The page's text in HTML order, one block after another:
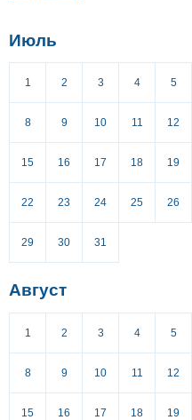
Июль
1 2 3 4 5
8 9 10 11 12
15 16 17 18 19
22 23 24 25 26
29 30 31
Август
1 2 3 4 5
8 9 10 11 12
15 16 17 18 19